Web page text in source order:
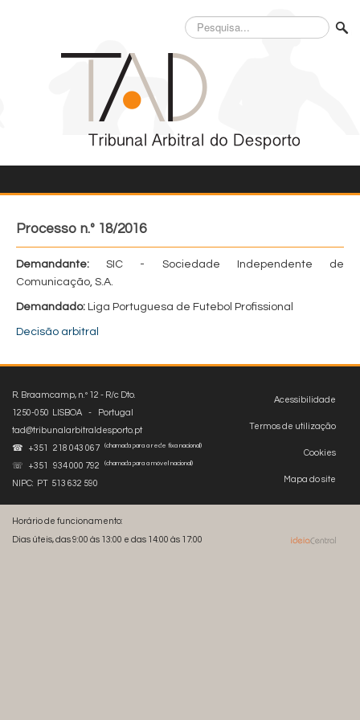
Pesquisa...
Processo n.º 18/2016
Demandante: SIC - Sociedade Independente de
Comunicação, S.A.
Demandado: Liga Portuguesa de Futebol Profissional
Decisão arbitral
Acessibilidade
Termos de utilização
Cookies
Mapa do site
R. Braamcamp, n.º 12 - R/c Dto.
1250-050 LISBOA - Portugal
tad@tribunalarbitraldesporto.pt
☎ +351 218 043 067
(chamada para a rede fixa nacional)
☏ +351 934 000 792 (chamada para a móvel nacional)
NIPC: PT 513 632 590
Horário de funcionamento:
Dias úteis, das 9:00 às 13:00 e das 14:00 às 17:00